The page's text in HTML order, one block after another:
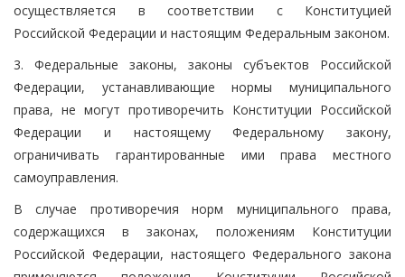
осуществляется в соответствии с Конституцией
Российской Федерации и настоящим Федеральным законом.
3. Федеральные законы, законы субъектов Российской
Федерации, устанавливающие нормы муниципального
права, не могут противоречить Конституции Российской
Федерации и настоящему Федеральному закону,
ограничивать гарантированные ими права местного
самоуправления.
В случае противоречия норм муниципального права,
содержащихся в законах, положениям Конституции
Российской Федерации, настоящего Федерального закона